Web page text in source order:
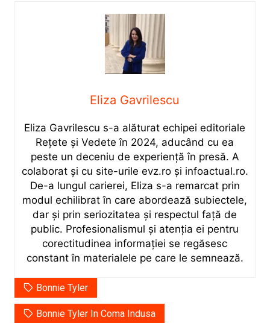
Eliza Gavrilescu
Eliza Gavrilescu s-a alăturat echipei editoriale
Rețete şi Vedete în 2024, aducând cu ea
peste un deceniu de experiență în presă. A
colaborat și cu site-urile evz.ro și infoactual.ro.
De-a lungul carierei, Eliza s-a remarcat prin
modul echilibrat în care abordează subiectele,
dar și prin seriozitatea și respectul față de
public. Profesionalismul și atenția ei pentru
corectitudinea informației se regăsesc
constant în materialele pe care le semnează.
Bonnie Tyler
Bonnie Tyler In Coma Indusa